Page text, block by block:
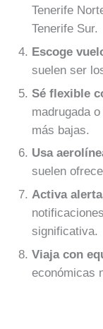
Tenerife
Tenerife Sur.
Escoge
suelen ser
Sé flexible
madrugada
más bajas.
Usa
suelen
Activa
significativa.
Viaja con
económicas